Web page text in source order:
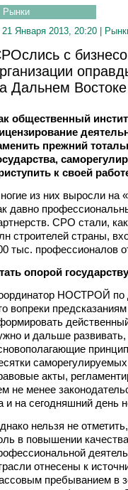
Рынки
21 Января 2013, 20:20 |
с
Дальнем Востоке
общественный
прежний
к своей
из них выросли на
давно
СРО стали,
строителей страны,
тыс. профессионалов
опорой государству
НОСТРОЙ по
вопреки
и дальше
акты,
не менее
и на сегодняшний день
нельзя не
в повышении
отнесены к
пребыванием в